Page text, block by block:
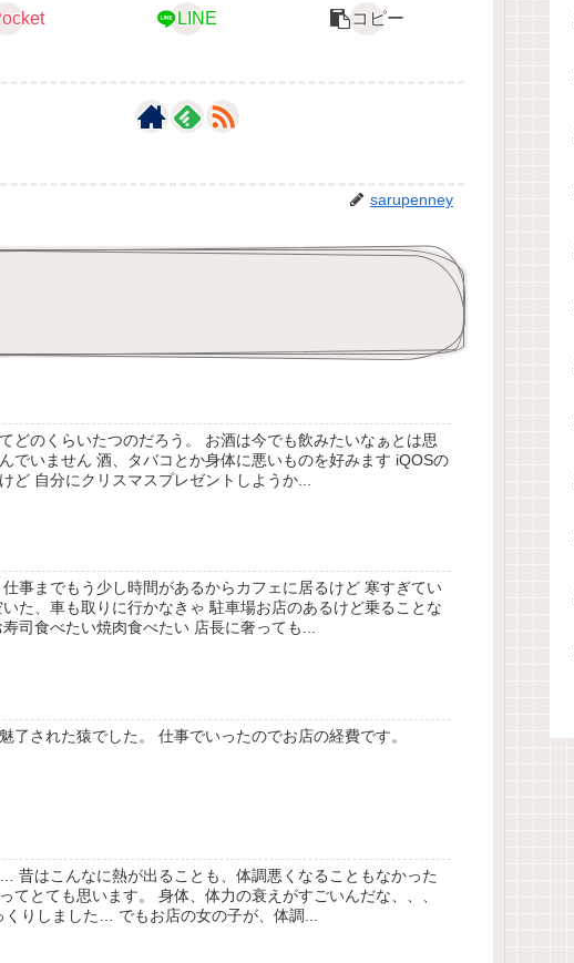
LINE コピー
sarupenney
どのくらいたつのだろう。 お酒は今でも飲みたいなぁとは思
でいません 酒、タバコとか身体に悪いものを好みます iQOSの
ど 自分にクリスマスプレゼントしようか...
事までもう少し時間があるからカフェに居るけど 寒すぎてい
た、車も取りに行かなきゃ 駐車場お店のあるけど乗ることな
司食べたい焼肉食べたい 店長に奢っても...
了された猿でした。 仕事でいったのでお店の経費です。
昔はこんなに熱が出ることも、体調悪くなることもなかった
てとても思います。 身体、体力の衰えがすごいんだな、、、
りしました… でもお店の女の子が、体調...